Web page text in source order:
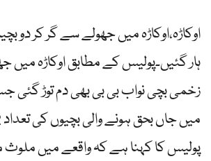
اوکاڑہ،اوکاڑہ میں جھولے سے گر کر دو
ہار گئیں۔پولیس کے مطابق اوکاڑہ میں
زخمی بچی نواب بی بی بھی دم توڑ گئی
پولیس کا کہنا ہے کہ واقعے میں